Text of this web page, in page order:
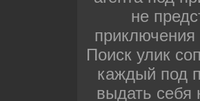
не
приключения
Поиск улик
каждый под
выдать себя